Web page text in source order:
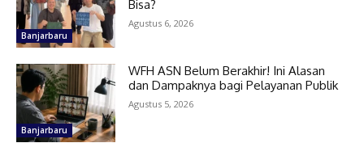
Banjarbaru
Bisa?
Agustus 6, 2026
Banjarbaru
WFH ASN Belum Berakhir! Ini Alasan
dan Dampaknya bagi Pelayanan Publik
Agustus 5, 2026